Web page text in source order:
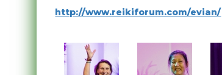
http://www.reikiforum.com/evian/